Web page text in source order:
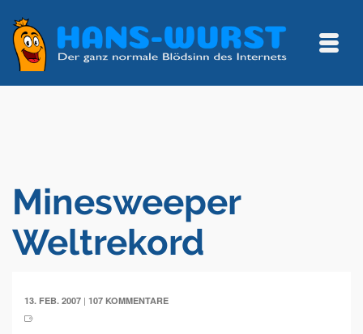
Minesweeper
Weltrekord
13. FEB. 2007 | 107 KOMMENTARE